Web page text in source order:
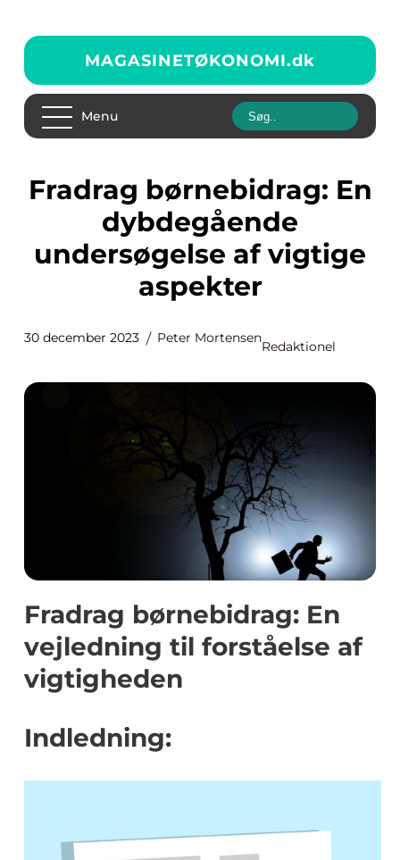
MAGASINETØKONOMI.dk
Menu
Fradrag børnebidrag: En
dybdegående
undersøgelse af vigtige
aspekter
30 december 2023 Peter Mortensen
Redaktionel
Fradrag børnebidrag: En
vejledning til forståelse af
vigtigheden
Indledning: